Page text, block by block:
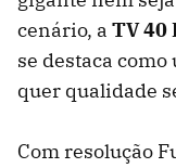
cenário, a TV 40
se destaca
quer qualidade
Com resolução